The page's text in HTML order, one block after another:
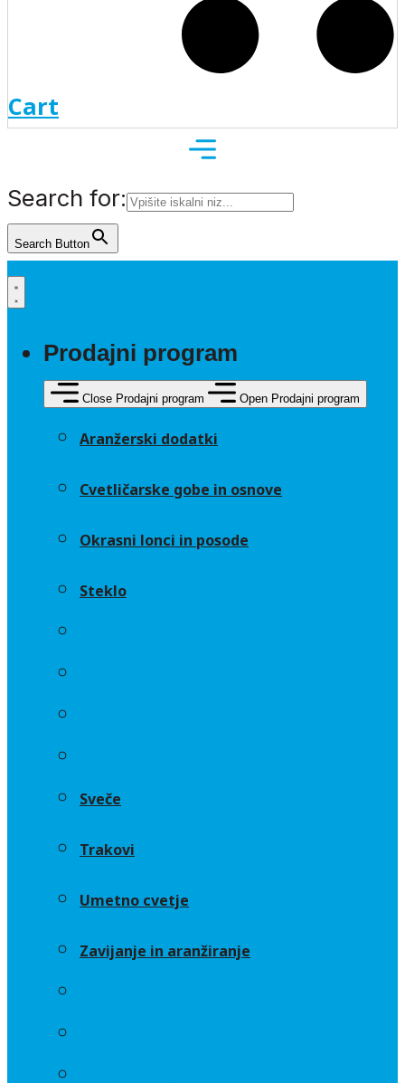
Cart
Search for:
Search Button
Prodajni program
Close Prodajni program Open Prodajni program
Aranžerski dodatki
Cvetličarske gobe in osnove
Okrasni lonci in posode
Steklo
Sveče
Trakovi
Umetno cvetje
Zavijanje in aranžiranje